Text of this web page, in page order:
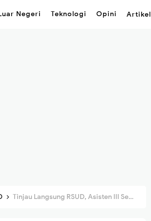
Negeri Teknologi Opini Artikel
Tinjau Langsung RSUD, Asisten III Sekda Aceh Besar Pastikan Pelayanan Kembali Normal